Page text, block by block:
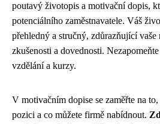
poutavý životopis a motivační dopis,
potenciálního zaměstnavatele. Váš
přehledný a stručný, zdůrazňující
zkušenosti a dovednosti.
vzdělání a kurzy.
V motivačním dopise se zaměřte na
pozici a co můžete firmě nabídnout.